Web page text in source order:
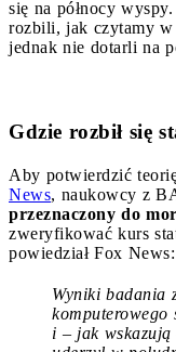
się na północy
rozbili, jak czytamy w
jednak nie dotarli na
Gdzie rozbił się
Aby potwierdzić
News, naukowcy z
przeznaczony do
zweryfikować kurs
powiedział Fox News:
Wyniki badania
i – jak wskazują